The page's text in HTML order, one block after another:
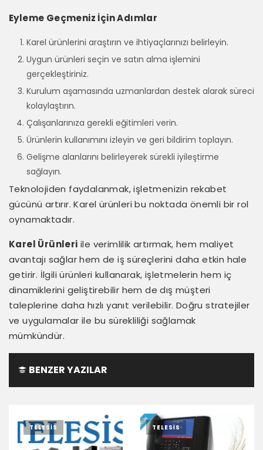
Eyleme Geçmeniz İçin Adımlar
Karel ürünlerini araştırın ve ihtiyaçlarınızı belirleyin.
Uygun ürünleri seçin ve satın alma işlemini
gerçekleştiriniz.
Kurulum aşamasında uzmanlardan destek alarak süreci
kolaylaştırın.
Çalışanlarınıza gerekli eğitimleri verin.
Ürünlerin kullanımını izleyin ve geri bildirim toplayın.
Gelişme alanlarını belirleyerek sürekli iyileştirme
sağlayın.
Teknolojiden faydalanmak, işletmenizin rekabet
gücünü artırır. Karel ürünleri bu noktada önemli bir rol
oynamaktadır.
Karel Ürünleri ile verimlilik artırmak, hem maliyet
avantajı sağlar hem de iş süreçlerini daha etkin hale
getirir. İlgili ürünleri kullanarak, işletmelerin hem iç
dinamiklerini geliştirebilir hem de dış müşteri
taleplerine daha hızlı yanıt verilebilir. Doğru stratejiler
ve uygulamalar ile bu sürekliliği sağlamak
mümkündür.
BENZER YAZILAR
TELESIS TELESIS